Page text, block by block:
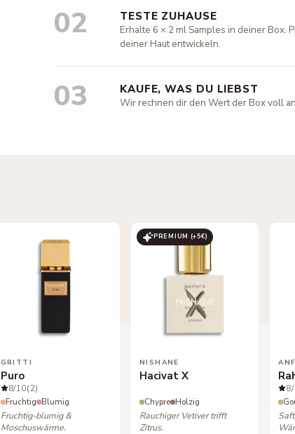
02 TESTE ZUHAUSE
Erhalte 6 × 2 ml Samples in deiner Box.
deiner Haut entwickeln.
03 KAUFE, WAS DU LIEBST
Wir rechnen dir den Wert der Box voll
GRITTI
Puro
8/10(2)
Fruchtig Blumig
Fruchtig-blumig &
Moschuswärme.
PREMIUM (+5€)
NISHANE
Hacivat X
Chypre Holzig
Rauchiger Vetiver trifft
Zitrus.
8